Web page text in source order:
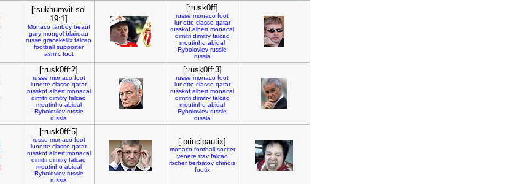
[:sukhumvit soi
19:1]
Monaco fanboy beauf
gary mongol blaireau
russe gracekellix falcao
football supporter
asmfc foot
[:rusk0ff]
russe monaco foot
lunette classe qatar
russkof albert monacal
dimitri dimitry falcao
moutinho abidal
Rybolovlev russie
russia
[:rusk0ff:2]
russe monaco foot
lunette classe qatar
russkof albert monacal
dimitri dimitry falcao
moutinho abidal
Rybolovlev russie
russia
[:rusk0ff:3]
russe monaco foot
lunette classe qatar
russkof albert monacal
dimitri dimitry falcao
moutinho abidal
Rybolovlev russie
russia
[:rusk0ff:5]
russe monaco foot
lunette classe qatar
russkof albert monacal
dimitri dimitry falcao
moutinho abidal
Rybolovlev russie
russia
[:principautix]
monaco football soccer
venere trav falcao
rocher berbatov chinois
footix